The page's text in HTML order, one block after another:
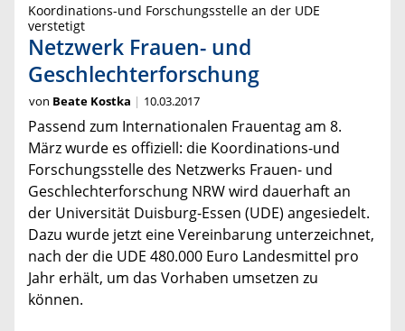
Koordinations-und Forschungsstelle an der UDE
verstetigt
Netzwerk Frauen- und
Geschlechterforschung
von Beate Kostka 10.03.2017
Passend zum Internationalen Frauentag am 8.
März wurde es offiziell: die Koordinations-und
Forschungsstelle des Netzwerks Frauen- und
Geschlechterforschung NRW wird dauerhaft an
der Universität Duisburg-Essen (UDE) angesiedelt.
Dazu wurde jetzt eine Vereinbarung unterzeichnet,
nach der die UDE 480.000 Euro Landesmittel pro
Jahr erhält, um das Vorhaben umsetzen zu
können.